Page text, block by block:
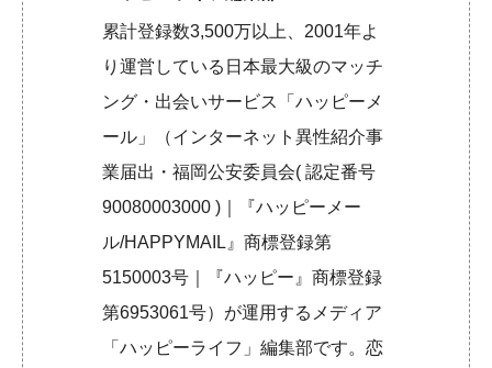
累計登録数3,500万以上、2001年よ
り運営している日本最大級のマッチ
ング・出会いサービス「ハッピーメ
ール」（インターネット異性紹介事
業届出・福岡公安委員会( 認定番号
90080003000 )｜『ハッピーメー
ル/HAPPYMAIL』商標登録第
5150003号｜『ハッピー』商標登録
第6953061号）が運用するメディア
「ハッピーライフ」編集部です。恋